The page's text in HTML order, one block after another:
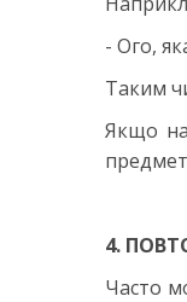
- Ого,
Таким
Якщо
4.
Часто